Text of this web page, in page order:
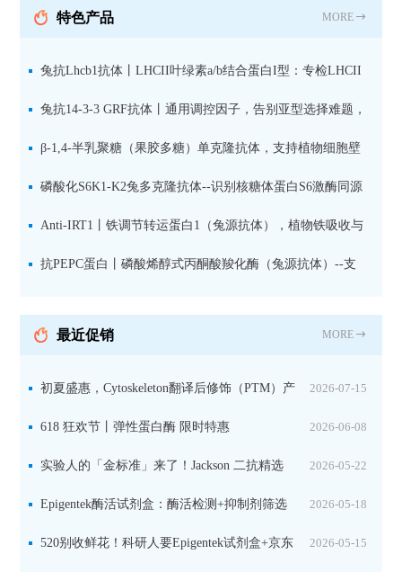
特色产品 MORE
兔抗Lhcb1抗体丨LHCII叶绿素a/b结合蛋白I型：专检LHCII
中含量丰富的捕光蛋白
兔抗14-3-3 GRF抗体丨通用调控因子，告别亚型选择难题，
全面捕获植物信号转导枢纽蛋白
β-1,4-半乳聚糖（果胶多糖）单克隆抗体，支持植物细胞壁
果胶多糖精细结构解析
磷酸化S6K1-K2兔多克隆抗体--识别核糖体蛋白S6激酶同源
蛋白1-2的激活状态
Anti-IRT1丨铁调节转运蛋白1（兔源抗体），植物铁吸收与
微量元素代谢研究的关键工具
抗PEPC蛋白丨磷酸烯醇式丙酮酸羧化酶（兔源抗体）--支
最近促销 MORE
2026-07-15
初夏盛惠，Cytoskeleton翻译后修饰（PTM）产
品线放价啦！ 2026-06-08
618 狂欢节丨弹性蛋白酶 限时特惠
2026-05-22
实验人的「金标准」来了！Jackson 二抗精选
限时一口价，手慢无！ 2026-05-18
Epigentek酶活试剂盒：酶活检测+抑制剂筛选
双赋能，下单即赠京东卡 2026-05-15
520别收鲜花！科研人要Epigentek试剂盒+京东